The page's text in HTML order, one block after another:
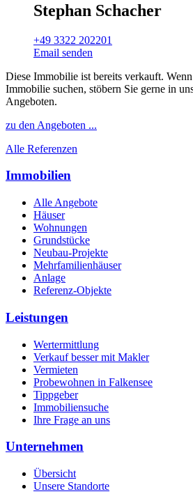
Stephan Schacher
+49 3322 202201
Email senden
Diese Immobilie ist bereits verkauft.
Immobilie suchen, stöbern Sie gerne in
Angeboten.
zu den Angeboten ...
Alle Referenzen
Immobilien
Alle Angebote
Häuser
Wohnungen
Grundstücke
Neubau-Projekte
Mehrfamilienhäuser
Anlage
Referenz-Objekte
Leistungen
Wertermittlung
Verkauf besser mit Makler
Vermieten
Probewohnen in Falkensee
Tippgeber
Immobiliensuche
Ihre Frage an uns
Unternehmen
Übersicht
Unsere Standorte